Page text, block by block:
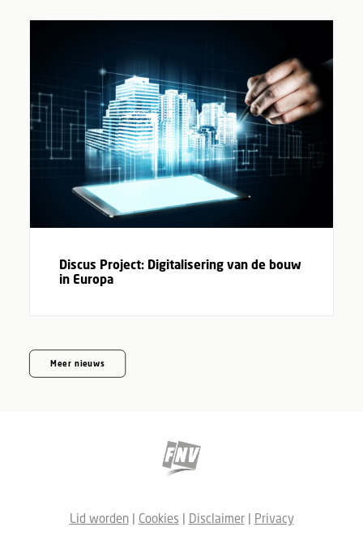
Discus Project: Digitalisering van de bouw
in Europa
Meer nieuws
Lid worden| Cookies | Disclaimer| Privacy